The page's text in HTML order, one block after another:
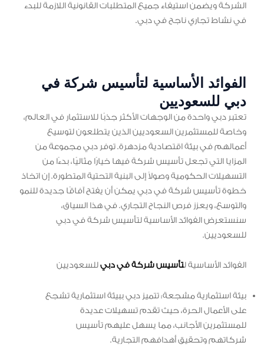
الشركة ويضمن استيفاء جميع المتطلبات القانونية اللازمة للبدء
في نشاط تجاري ناجح في دبي.
الفوائد الأساسية لتأسيس شركة في
دبي للسعوديين
تعتبر دبي واحدة من الوجهات الأكثر جذبًا للاستثمار في العالم،
وخاصة للمستثمرين السعوديين الذين يتطلعون لتوسيع
أعمالهم في بيئة اقتصادية مزدهرة. توفر دبي مجموعة من
المزايا التي تجعل تأسيس شركة فيها خيارًا مثاليًا، بدءًا من
التسهيلات الحكومية وصولاً إلى البنية التحتية المتطورة. إن اتخاذ
خطوة تأسيس شركة في دبي يمكن أن يفتح آفاقًا جديدة للنمو
والتوسع، ويعزز فرص النجاح التجاري. في هذا السياق،
سنستعرض الفوائد الأساسية لتأسيس شركة في دبي
للسعوديين.
الفوائد الأساسية لتأسيس شركة في دبيللسعوديين
بيئة استثمارية مشجعة: تتميز دبي ببيئة استثمارية تشجع
على الأعمال الحرة، حيث تقدم تسهيلات عديدة
للمستثمرين الأجانب، مما يسهل عليهم تأسيس
شركاتهم وتحقيق أهدافهم التجارية.